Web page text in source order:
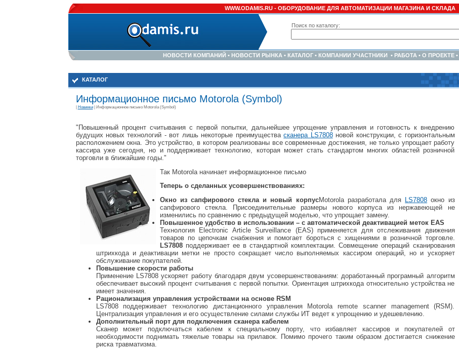
WWW.ODAMIS.RU - ОБОРУДОВАНИЕ ДЛЯ АВТОМАТИЗАЦИИ МАГАЗИНА И СКЛАДА
Поиск по каталогу:
НОВОСТИ КОМПАНИЙ • НОВОСТИ РЫНКА • КАТАЛОГ • КОМПАНИИ УЧАСТНИКИ • РАБОТА • О ПРОЕКТЕ •
КАТАЛОГ
Информационное письмо Motorola (Symbol)
Новинки| Информационное письмо Motorola (Symbol)
"Повышенный процент считывания с первой попытки, дальнейшее упрощение управления и готовность к внедрению
будущих новых технологий - вот лишь некоторые преимуществасканера LS7808новой конструкции, с горизонтальным
расположением окна. Это устройство, в котором реализованы все современные достижения, не только упрощает работу
кассира уже сегодня, но и поддерживает технологию, которая может стать стандартом многих областей розничной
торговли в ближайшие годы."
Так Motorola начинает информационное письмо
Теперь о сделанных усовершенствованиях:
Окно из сапфирового стекла и новый корпусMotorola разработала для LS7808 окно из
сапфирового стекла. Присоединительные размеры нового корпуса из нержавеющей не
изменились по сравнению с предыдущей моделью, что упрощает замену.
Повышенное удобство в использовании – с автоматической деактивацией меток EAS
Технология Electronic Article Surveillance (EAS) применяется для отслеживания движения
товаров по цепочкам снабжения и помогает бороться с хищениями в розничной торговле.
LS7808поддерживает ее в стандартной комплектации. Совмещение операций сканирования
штрихкода и деактивации метки не просто сокращает число выполняемых кассиром операций, но и ускоряет
обслуживание покупателей.
Повышение скорости работы
Применение LS7808 ускоряет работу благодаря двум усовершенствованиям: доработанный програмный алгоритм
обеспечивает высокий процент считывания с первой попытки. Ориентация штрихкода относительно устройства не
имеет значения.
Рационализация управления устройствами на основе RSM
LS7808 поддерживает технологию дистанционного управления Motorola remote scanner management (RSM).
Централизация управления и его осуществление силами службы ИТ ведет к упрощению и удешевлению.
Дополнительный порт для подключения сканера кабелем
Сканер может подключаться кабелем к специальному порту, что избавляет кассиров и покупателей от
необходимости поднимать тяжелые товары на прилавок. Помимо прочего таким образом достигается снижение
риска травматизма.